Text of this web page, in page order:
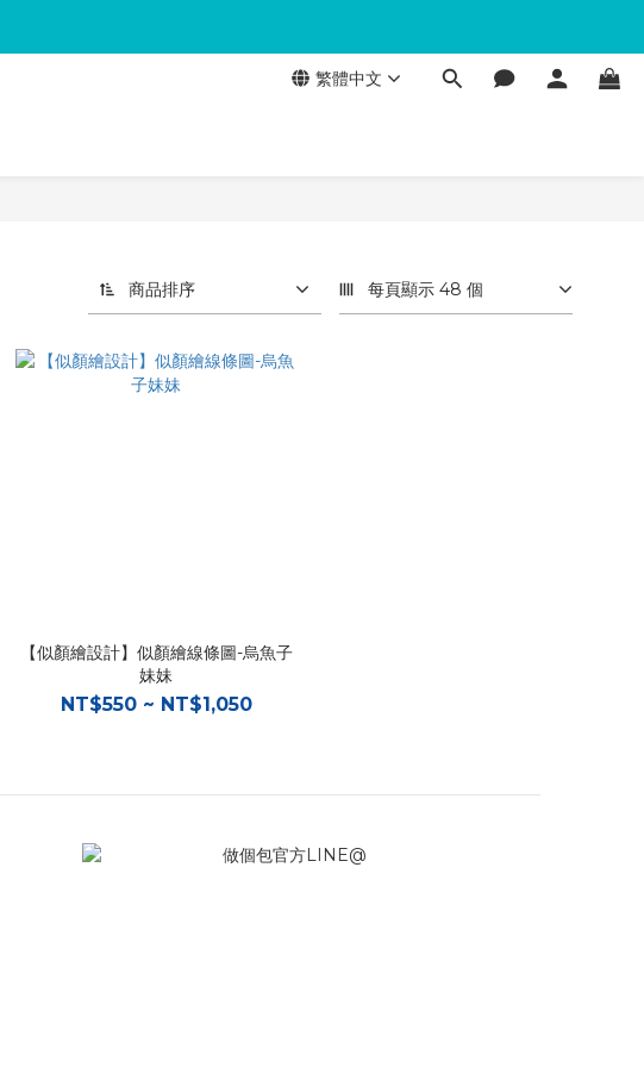
繁體中文
商品排序 每頁顯示 48 個
【似顏繪設計】似顏繪線條圖-烏魚子
妹妹
NT$550 ~ NT$1,050